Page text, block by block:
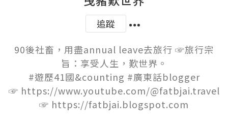
追蹤
90後社畜，用盡annual leave去旅行 ☞旅行宗
旨：享受人生，歎世界。
#遊歷41國&counting #廣東話blogger
☞ https://www.youtube.com/@fatbjai.travel
☞ https://fatbjai.blogspot.com